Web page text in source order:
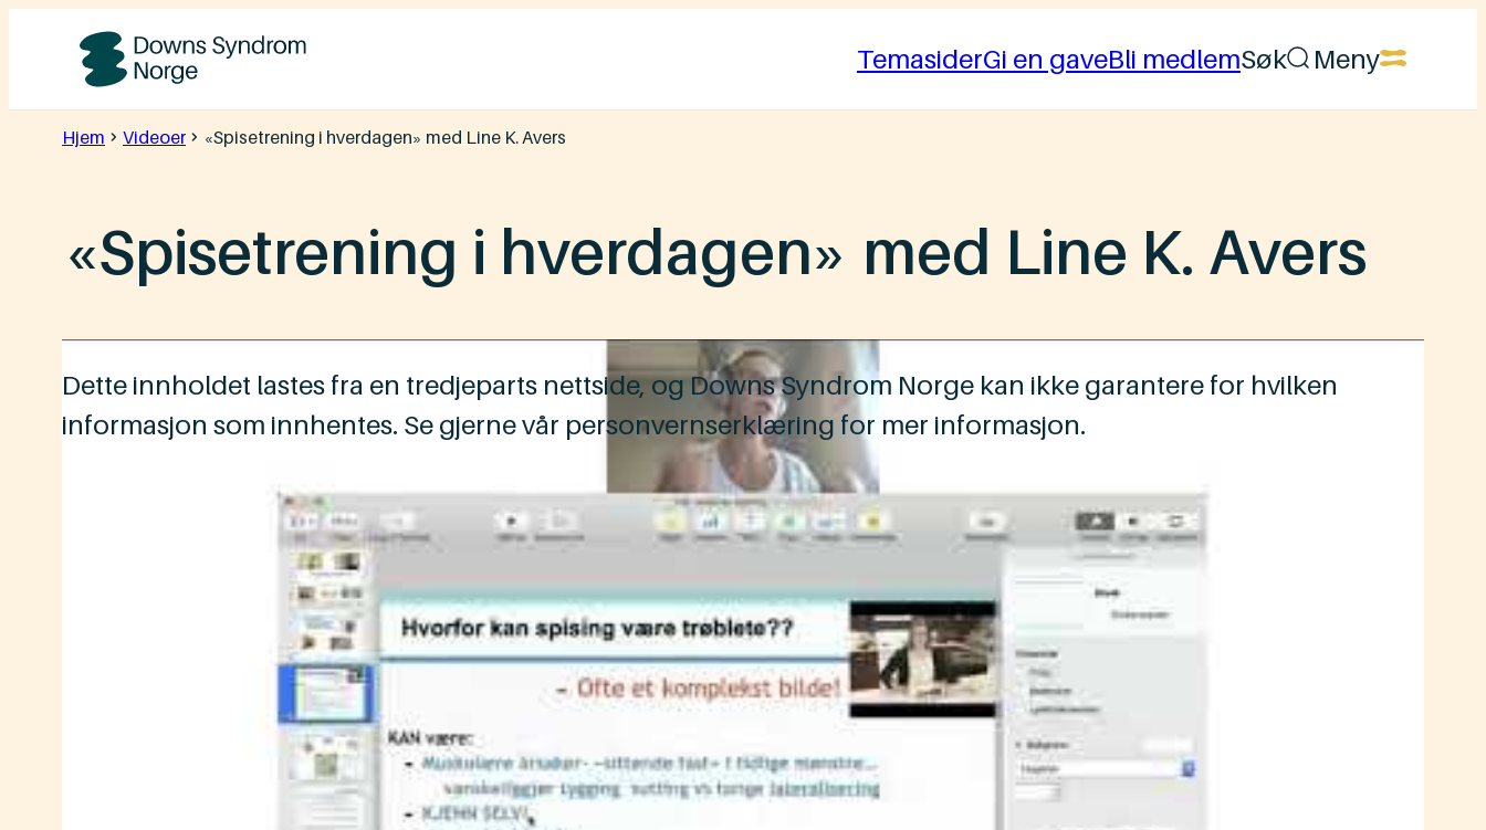
innhold
Downs
Syndrom
TemasiderGi en gaveBli medlemSøk Meny
Hjem Videoer «Spisetrening i hverdagen» med Line K. Avers
«Spisetrening i hverdagen» med Line K. Avers
Dette innholdet lastes fra en tredjeparts nettside, og Downs Syndrom Norge kan ikke garantere for hvilken
informasjon som innhentes. Se gjerne vår personvernserklæring for mer informasjon.